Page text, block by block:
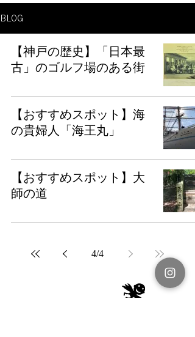
BLOG
【神戸の歴史】「日本最
古」のゴルフ場のある街
【おすすめスポット】海
の貴婦人「海王丸」
【おすすめスポット】大
師の道
4/4